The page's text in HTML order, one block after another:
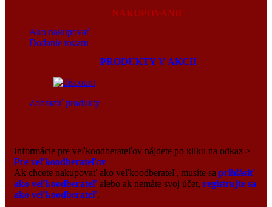
NAKUPOVANIE
Ako nakupovať
Dodanie tovaru
PRODUKTY V AKCII
Zobraziť produkty
Informácie pre veľkoodberateľov nájdete po kliku na odkaz >
Pre veľkoodberateľov
Ak chcete nakupovať ako veľkoodberateľ, musíte sa prihlásiť
ako veľkoodberateľ alebo ak nemáte svoj účet, registrujte sa
ako veľkoodberateľ.